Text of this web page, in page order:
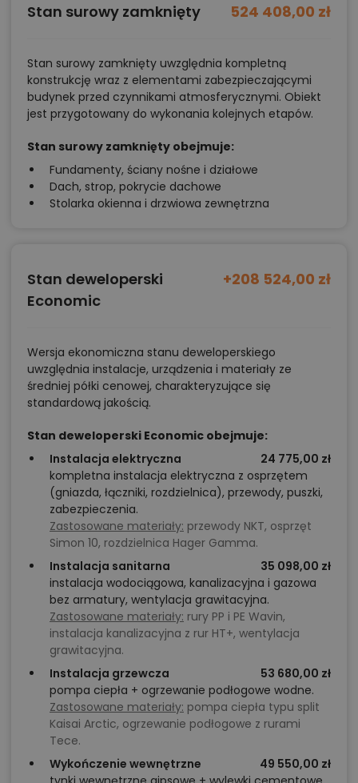
Stan surowy zamknięty 524 408,00 zł
Stan surowy zamknięty uwzględnia kompletną
konstrukcję wraz z elementami zabezpieczającymi
budynek przed czynnikami atmosferycznymi. Obiekt
jest przygotowany do wykonania kolejnych etapów.
Stan surowy zamknięty obejmuje:
Fundamenty, ściany nośne i działowe
Dach, strop, pokrycie dachowe
Stolarka okienna i drzwiowa zewnętrzna
Stan deweloperski
Economic
+208 524,00 zł
Wersja ekonomiczna stanu deweloperskiego
uwzględnia instalacje, urządzenia i materiały ze
średniej półki cenowej, charakteryzujące się
standardową jakością.
Stan deweloperski Economic obejmuje:
Instalacja elektryczna
24 775,00 zł
kompletna instalacja elektryczna z osprzętem
(gniazda, łączniki, rozdzielnica), przewody, puszki,
zabezpieczenia.
Zastosowane materiały: przewody NKT, osprzęt
Simon 10, rozdzielnica Hager Gamma.
Instalacja sanitarna
35 098,00 zł
instalacja wodociągowa, kanalizacyjna i gazowa
bez armatury, wentylacja grawitacyjna.
Zastosowane materiały: rury PP i PE Wavin,
instalacja kanalizacyjna z rur HT+, wentylacja
grawitacyjna.
Instalacja grzewcza
53 680,00 zł
pompa ciepła + ogrzewanie podłogowe wodne.
Zastosowane materiały: pompa ciepła typu split
Kaisai Arctic, ogrzewanie podłogowe z rurami
Tece.
Wykończenie wewnętrzne
49 550,00 zł